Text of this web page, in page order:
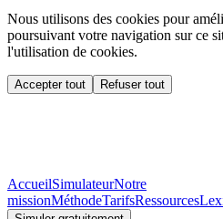
Nous utilisons des cookies pour
poursuivant votre navigation sur ce
l'utilisation de cookies.
Accepter tout Refuser tout
AccueilSimulateurNotre
missionMéthodeTarifsRessources